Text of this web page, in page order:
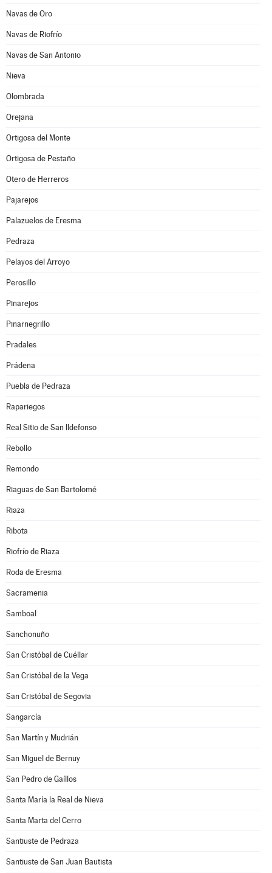
Navas de Oro
Navas de Riofrío
Navas de San Antonio
Nieva
Olombrada
Orejana
Ortigosa del Monte
Ortigosa de Pestaño
Otero de Herreros
Pajarejos
Palazuelos de Eresma
Pedraza
Pelayos del Arroyo
Perosillo
Pinarejos
Pinarnegrillo
Pradales
Prádena
Puebla de Pedraza
Rapariegos
Real Sitio de San Ildefonso
Rebollo
Remondo
Riaguas de San Bartolomé
Riaza
Ribota
Riofrío de Riaza
Roda de Eresma
Sacramenia
Samboal
Sanchonuño
San Cristóbal de Cuéllar
San Cristóbal de la Vega
San Cristóbal de Segovia
Sangarcía
San Martín y Mudrián
San Miguel de Bernuy
San Pedro de Gaíllos
Santa María la Real de Nieva
Santa Marta del Cerro
Santiuste de Pedraza
Santiuste de San Juan Bautista